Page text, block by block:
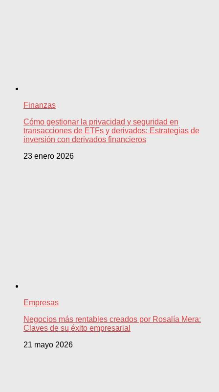
Finanzas
Cómo gestionar la privacidad y seguridad en
transacciones de ETFs y derivados: Estrategias de
inversión con derivados financieros
23 enero 2026
Empresas
Negocios más rentables creados por Rosalía Mera:
Claves de su éxito empresarial
21 mayo 2026